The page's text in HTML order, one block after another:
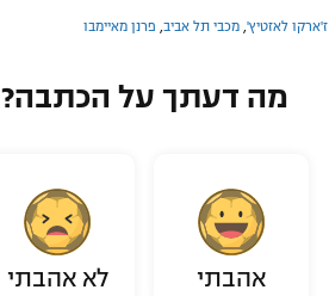
ז'ארקו לאזטיץ' מכבי תל אביב פרנן מאיימבו
מה דעתך על הכתבה?
אהבתי לא אהבתי